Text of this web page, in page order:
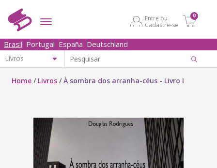
Entre ou
Cadastre-se
0
Brasil Portugal España Deutschland
Home / Livros /À sombra dos arranha-céus - Livro I